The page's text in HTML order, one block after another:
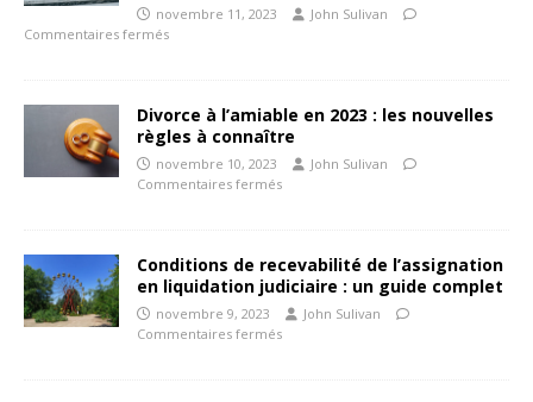
novembre 11, 2023
John Sulivan
Commentaires fermés
Divorce à l’amiable en 2023 : les nouvelles
règles à connaître
novembre 10, 2023
John Sulivan
Commentaires fermés
Conditions de recevabilité de l’assignation
en liquidation judiciaire : un guide complet
novembre 9, 2023
John Sulivan
Commentaires fermés